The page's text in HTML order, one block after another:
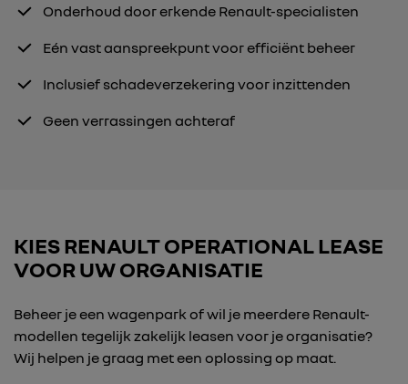
Onderhoud door erkende Renault-specialisten
Eén vast aanspreekpunt voor efficiënt beheer
Inclusief schadeverzekering voor inzittenden
Geen verrassingen achteraf
KIES RENAULT OPERATIONAL LEASE
VOOR UW ORGANISATIE
Beheer je een wagenpark of wil je meerdere Renault-
modellen tegelijk zakelijk leasen voor je organisatie?
Wij helpen je graag met een oplossing op maat.